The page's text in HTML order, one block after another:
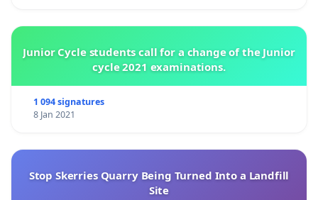
Junior Cycle students call for a change of the Junior
cycle 2021 examinations.
1 094 signatures
8 Jan 2021
Stop Skerries Quarry Being Turned Into a Landfill
Site